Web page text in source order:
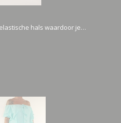
hals waardoor je…